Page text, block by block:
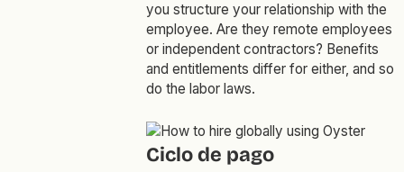
you structure your relationship with the
employee. Are they remote employees
or independent contractors? Benefits
and entitlements differ for either, and so
do the labor laws.
Ciclo de pago